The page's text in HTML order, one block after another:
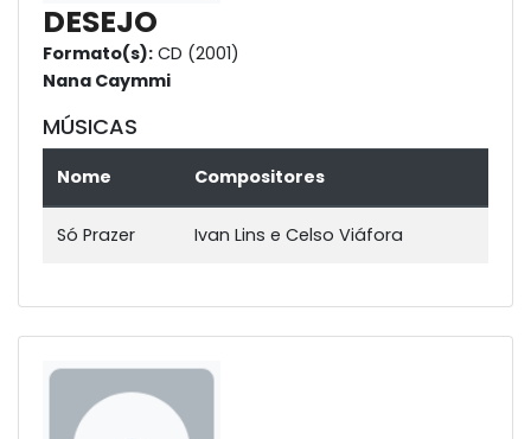
DESEJO
Formato(s): CD (2001)
Nana Caymmi
MÚSICAS
Nome Compositores
Só Prazer Ivan Lins e Celso Viáfora